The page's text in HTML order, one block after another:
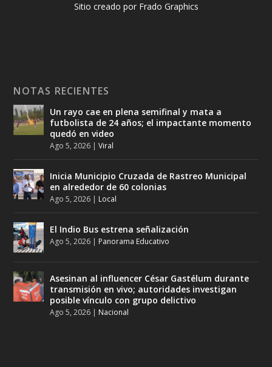
Sitio creado por Frado Graphics
NOTAS RECIENTES
Un rayo cae en plena semifinal y mata a
futbolista de 24 años; el impactante momento
quedó en video
Ago 5, 2026 |Viral
Inicia Municipio Cruzada de Rastreo Municipal
en alrededor de 60 colonias
Ago 5, 2026 | Local
El Indio Bus estrena señalización
Ago 5, 2026 | Panorama Educativo
Asesinan al influencer César Gastélum durante
transmisión en vivo; autoridades investigan
posible vínculo con grupo delictivo
Ago 5, 2026 | Nacional